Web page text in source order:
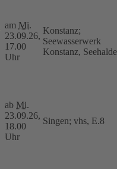
am Mi.
23.09.26,
17.00
Uhr
Konstanz;
Seewasserwerk
Konstanz, Seehalde
ab Mi.
23.09.26,
18.00
Uhr
Singen; vhs, E.8